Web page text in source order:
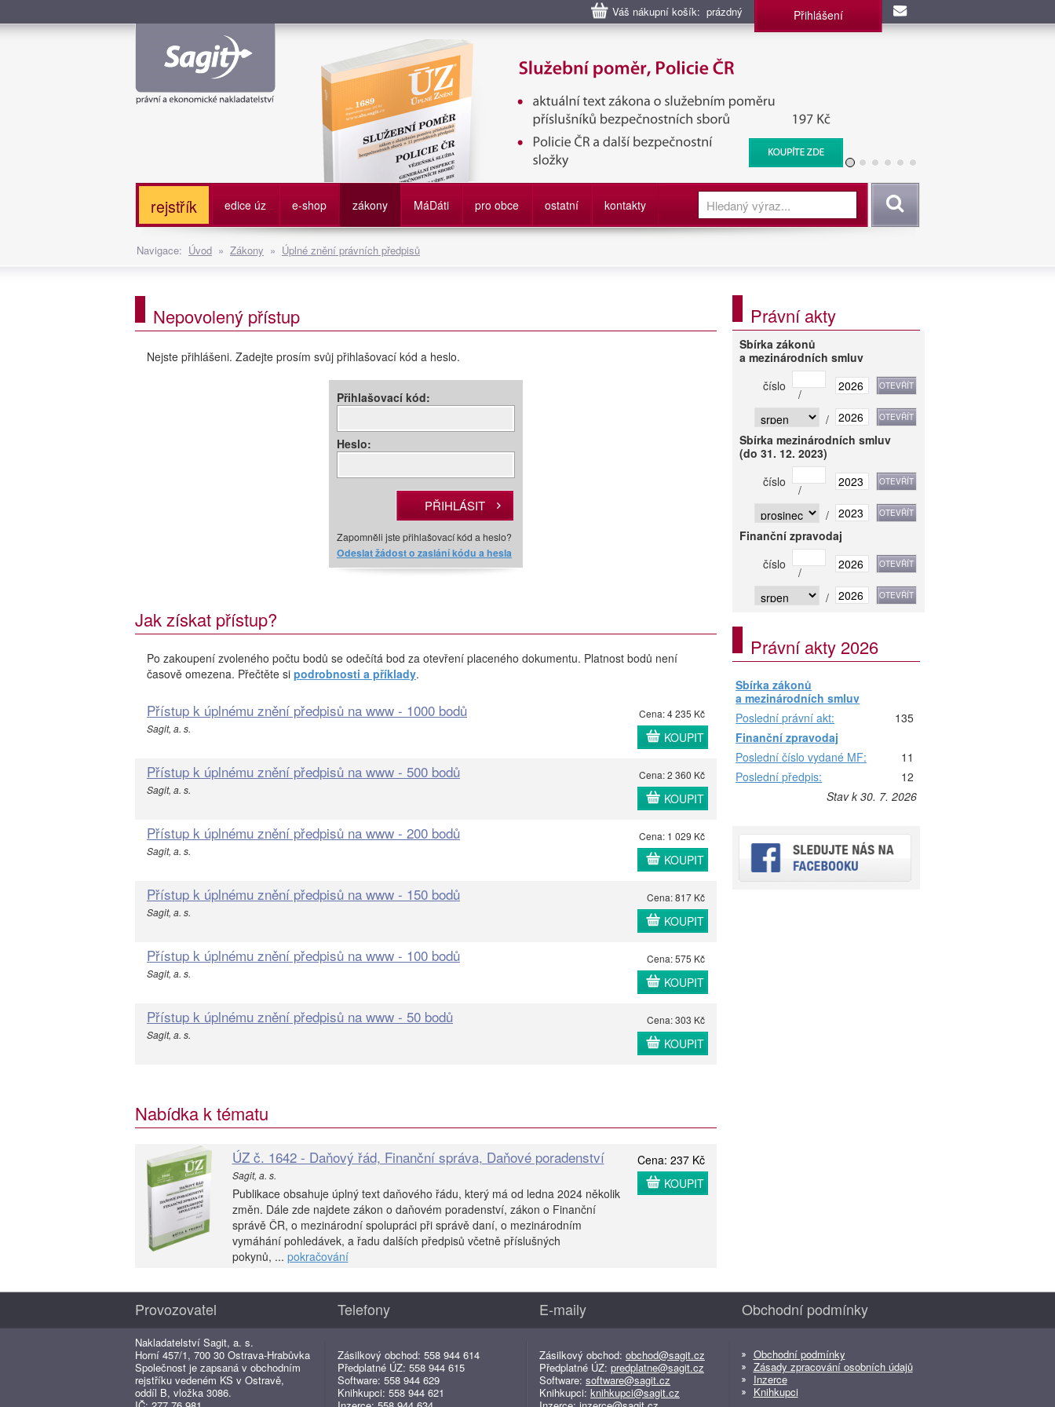
Váš nákupní košík: prázdný Přihlášení
Služební poměr příslušníků bezpečnostních sborů, Policie ČR, Vězeňská služba, BIS, Zpravodajské
služby
rejstřík edice úz e-shop zákony MáDáti pro obce ostatní kontakty Vyhledat
Navigace: Úvod » Zákony » Úplné znění právních předpisů
Nepovolený přístup
Nejste přihlášeni. Zadejte prosím svůj přihlašovací kód a heslo.
Přihlašovací kód:
Heslo:
Zapomněli jste přihlašovací kód a heslo?
Odeslat žádost o zaslání kódu a hesla
Jak získat přístup?
Po zakoupení zvoleného počtu bodů se odečítá bod za otevření placeného dokumentu. Platnost bodů není
časově omezena. Přečtěte si podrobnosti a příklady.
Přístup k úplnému znění předpisů na www - 1000 bodů
Sagit, a. s.
Cena: 4 235 Kč
KOUPIT
Přístup k úplnému znění předpisů na www - 500 bodů
Sagit, a. s.
Cena: 2 360 Kč
KOUPIT
Přístup k úplnému znění předpisů na www - 200 bodů
Sagit, a. s.
Cena: 1 029 Kč
KOUPIT
Přístup k úplnému znění předpisů na www - 150 bodů
Sagit, a. s.
Cena: 817 Kč
KOUPIT
Přístup k úplnému znění předpisů na www - 100 bodů
Sagit, a. s.
Cena: 575 Kč
KOUPIT
Přístup k úplnému znění předpisů na www - 50 bodů
Sagit, a. s.
Cena: 303 Kč
KOUPIT
Nabídka k tématu
ÚZ č. 1642 - Daňový řád, Finanční správa, Daňové poradenství
Sagit, a. s.
Publikace obsahuje úplný text daňového řádu, který má od ledna 2024 několik
změn. Dále zde najdete zákon o daňovém poradenství, zákon o Finanční
správě ČR, o mezinárodní spolupráci při správě daní, o mezinárodním
vymáhání pohledávek, a řadu dalších předpisů včetně příslušných
pokynů, ... pokračování
Cena: 237 Kč
KOUPIT
Právní akty
Sbírka zákonů
a mezinárodních smluv
číslo
/
/
Sbírka mezinárodních smluv
(do 31. 12. 2023)
číslo
/
/
Finanční zpravodaj
číslo
/
/
Právní akty 2026
Sbírka zákonů
a mezinárodních smluv
Poslední právní akt:
135
Finanční zpravodaj
Poslední číslo vydané MF:
11
Poslední předpis:
12
Stav k 30. 7. 2026
Provozovatel
Nakladatelství Sagit, a. s.
Horní 457/1, 700 30 Ostrava-Hrabůvka
Společnost je zapsaná v obchodním
rejstříku vedeném KS v Ostravě,
oddíl B, vložka 3086.
Telefony
Zásilkový obchod: 558 944 614
Předplatné ÚZ: 558 944 615
Software: 558 944 629
Knihkupci: 558 944 621
E-maily
Zásilkový obchod: obchod@sagit.cz
Předplatné ÚZ: predplatne@sagit.cz
Software: software@sagit.cz
Knihkupci: knihkupci@sagit.cz
Obchodní podmínky
Obchodní podmínky
Zásady zpracování osobních údajů
Inzerce
Knihkupci